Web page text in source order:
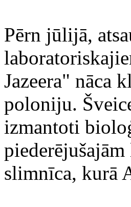
Pērn jūlijā,
Jazeera" nāca
poloniju.
izmantoti
slimnīca, kurā